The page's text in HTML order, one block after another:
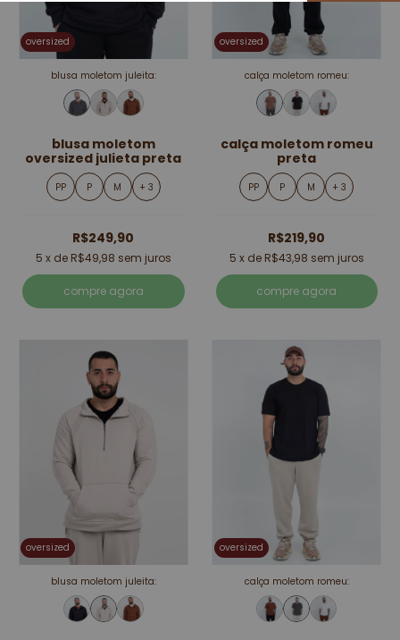
oversized
blusa moletom juleita:
blusa moletom
oversized julieta preta
PP P M + 3
R$249,90
5 x de R$49,98 sem juros
compre agora
oversized
calça moletom romeu:
calça moletom romeu
preta
PP P M + 3
R$219,90
5 x de R$43,98 sem juros
compre agora
oversized
blusa moletom juleita:
oversized
calça moletom romeu: